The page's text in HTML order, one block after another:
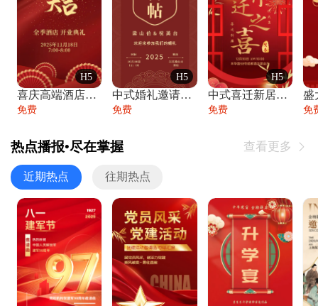
H5
喜庆高端酒店开业大吉邀请函
免费
H5
中式婚礼邀请函中国风传统复古婚礼请柬请帖
免费
H5
中式喜迁新居乔迁之喜邀请函宴会请帖
免费 免
热点播报•尽在掌握 查看更多 
近期热点 往期热点